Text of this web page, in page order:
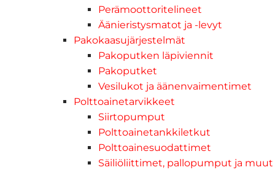
Perämoottoritelineet
Äänieristysmatot ja -levyt
Pakokaasujärjestelmät
Pakoputken läpiviennit
Pakoputket
Vesilukot ja äänenvaimentimet
Polttoainetarvikkeet
Siirtopumput
Polttoainetankkiletkut
Polttoainesuodattimet
Säiliöliittimet, pallopumput ja muut